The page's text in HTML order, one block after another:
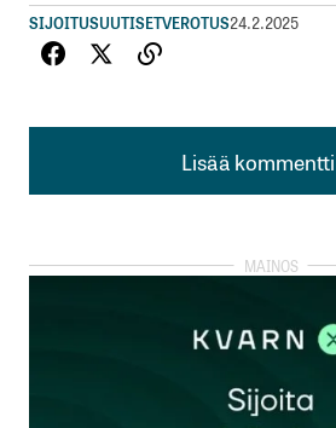
SIJOITUSUUTISETVEROTUS24.2.2025
Lisää kommentti
Lisää kommentti
rekisteröityä